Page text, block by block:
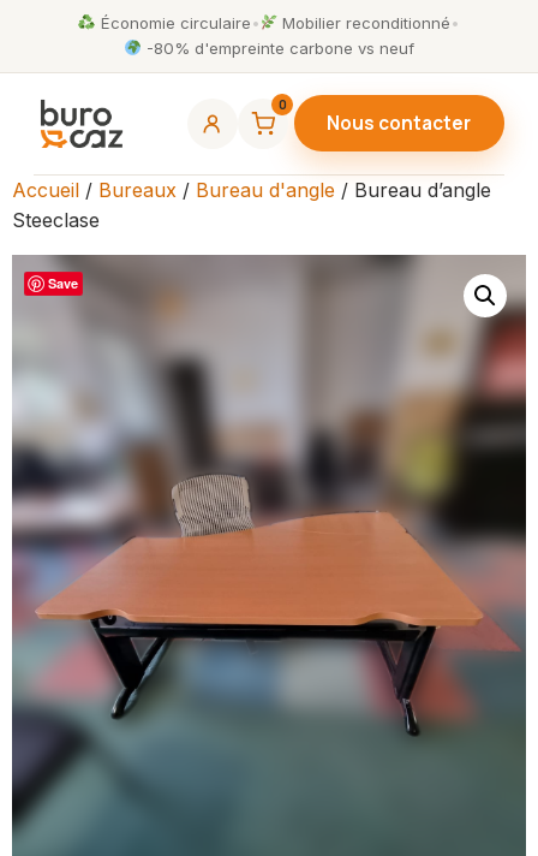
Économie circulaire• Mobilier reconditionné•
-80% d'empreinte carbone vs neuf
0
Nous contacter
Accueil / Bureaux / Bureau d'angle / Bureau d’angle
Steeclase
Save